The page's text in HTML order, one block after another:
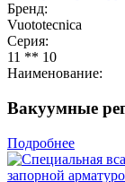
Бренд:
Vuototecnica
Серия:
11 ** 10
Наименование:
Вакуумные
Подробнее